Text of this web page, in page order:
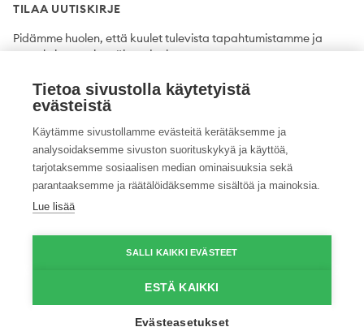
TILAA UUTISKIRJE
Pidämme huolen, että kuulet tulevista tapahtumistamme ja
uutuuksista ensimmäisten joukossa.
Tilaa
Twitter FacebookYouTubeInstagramLinkedIn
© 2026 ProAgria. Kaikki oikeudet pidätetään.
Tietoa sivustolla käytetyistä
evästeistä
Käytämme sivustollamme evästeitä kerätäksemme ja
analysoidaksemme sivuston suorituskykyä ja käyttöä,
tarjotaksemme sosiaalisen median ominaisuuksia sekä
parantaaksemme ja räätälöidäksemme sisältöä ja mainoksia.
Lue lisää
SALLI KAIKKI EVÄSTEET
ESTÄ KAIKKI
Evästeasetukset